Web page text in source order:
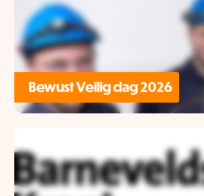
Bewust Veilig dag 2026